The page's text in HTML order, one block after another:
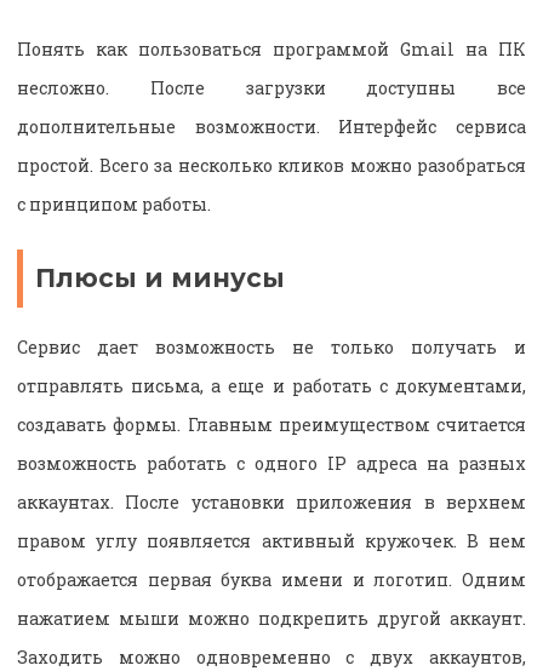
Понять как пользоваться программой Gmail на ПК
несложно. После загрузки доступны все
дополнительные возможности. Интерфейс сервиса
простой. Всего за несколько кликов можно разобраться
с принципом работы.
Плюсы и минусы
Сервис дает возможность не только получать и
отправлять письма, а еще и работать с документами,
создавать формы. Главным преимуществом считается
возможность работать с одного IP адреса на разных
аккаунтах. После установки приложения в верхнем
правом углу появляется активный кружочек. В нем
отображается первая буква имени и логотип. Одним
нажатием мыши можно подкрепить другой аккаунт.
Заходить можно одновременно с двух аккаунтов,